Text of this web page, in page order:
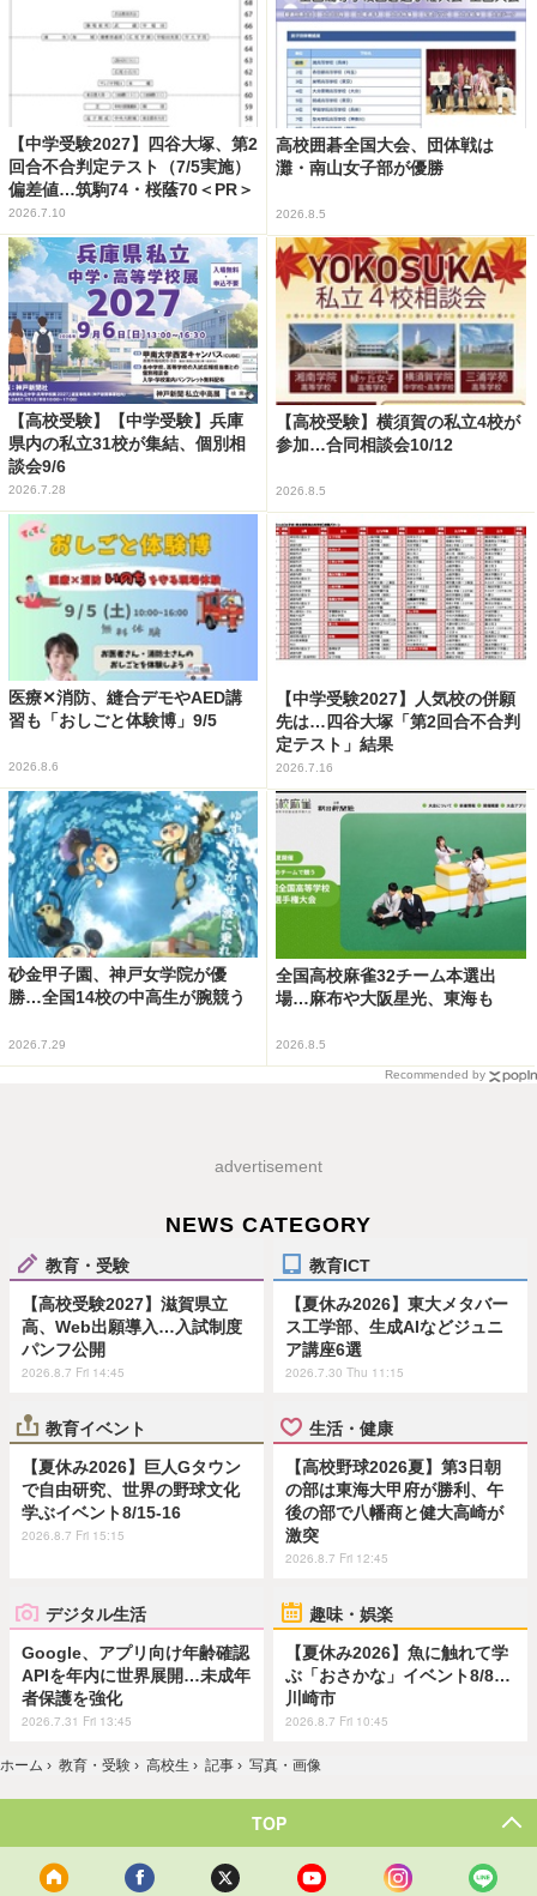
【中学受験2027】四谷大塚、第2
回合不合判定テスト（7/5実施）
偏差値…筑駒74・桜蔭70＜PR＞
2026.7.10
高校囲碁全国大会、団体戦は
灘・南山女子部が優勝
2026.8.5
【高校受験】【中学受験】兵庫
県内の私立31校が集結、個別相
談会9/6
2026.7.28
【高校受験】横須賀の私立4校が
参加…合同相談会10/12
2026.8.5
医療✕消防、縫合デモやAED講
習も「おしごと体験博」9/5
2026.8.6
【中学受験2027】人気校の併願
先は…四谷大塚「第2回合不合判
定テスト」結果
2026.7.16
砂金甲子園、神戸女学院が優
勝…全国14校の中高生が腕競う
2026.7.29
全国高校麻雀32チーム本選出
場…麻布や大阪星光、東海も
2026.8.5
Recommended by
advertisement
NEWS CATEGORY
教育・受験
【高校受験2027】滋賀県立
高、Web出願導入…入試制度
パンフ公開
2026.8.7 Fri 14:45
教育ICT
【夏休み2026】東大メタバー
ス工学部、生成AIなどジュニ
ア講座6選
2026.7.30 Thu 11:15
教育イベント
【夏休み2026】巨人Gタウン
で自由研究、世界の野球文化
学ぶイベント8/15-16
2026.8.7 Fri 15:15
生活・健康
【高校野球2026夏】第3日朝
の部は東海大甲府が勝利、午
後の部で八幡商と健大高崎が
激突
2026.8.7 Fri 12:45
デジタル生活
Google、アプリ向け年齢確認
APIを年内に世界展開…未成年
者保護を強化
2026.7.31 Fri 13:45
趣味・娯楽
【夏休み2026】魚に触れて学
ぶ「おさかな」イベント8/8…
川崎市
2026.8.7 Fri 10:45
ホーム › 教育・受験 › 高校生 › 記事 › 写真・画像
TOP